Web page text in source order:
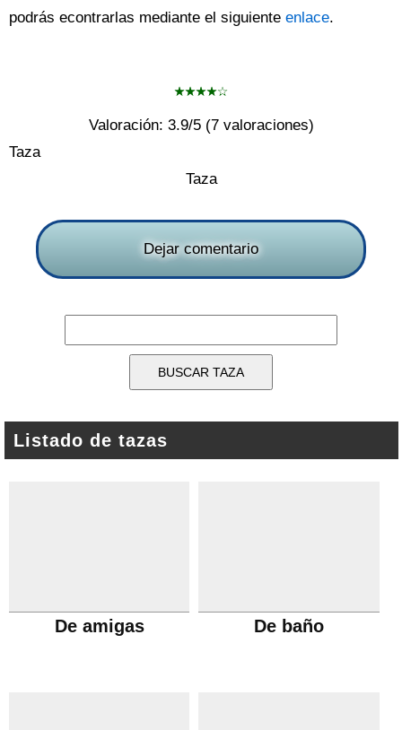
podrás econtrarlas mediante el siguiente enlace.
Valoración: 3.9/5 (7valoraciones)
Taza
Taza
Dejar comentario
Listado de tazas
De amigas De baño